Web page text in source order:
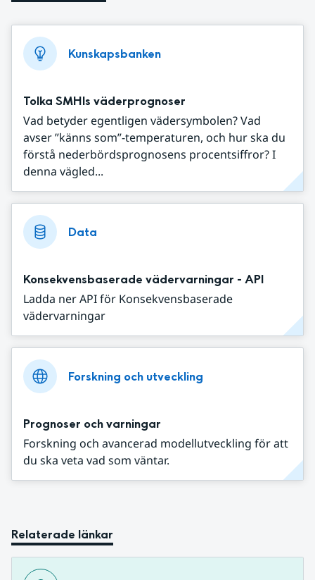
Kunskapsbanken
Tolka SMHIs väderprognoser
Vad betyder egentligen vädersymbolen? Vad
avser ”känns som”-temperaturen, och hur ska du
förstå nederbördsprognosens procentsiffror? I
denna vägled...
Data
Konsekvensbaserade vädervarningar - API
Ladda ner API för Konsekvensbaserade
vädervarningar
Forskning och utveckling
Prognoser och varningar
Forskning och avancerad modellutveckling för att
du ska veta vad som väntar.
Relaterade länkar